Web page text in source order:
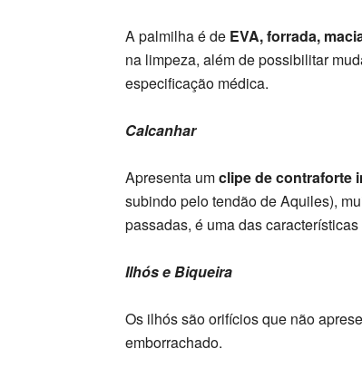
A palmilha é de EVA, forrada,
na limpeza, além de possibilitar
especificação médica.
Calcanhar
Apresenta umclipe de contraforte
subindo pelo tendão de Aquiles),
passadas, é uma das
Ilhós e Biqueira
Os ilhós são orifícios que não
emborrachado.